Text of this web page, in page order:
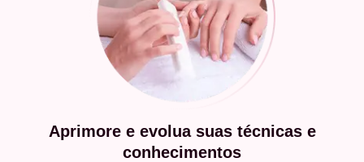
Aprimore e evolua suas técnicas e
conhecimentos